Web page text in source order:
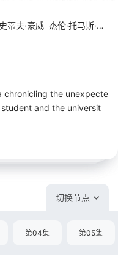
史蒂夫·豪威 杰伦·托马斯·布鲁克斯
chronicling the unexpecte
and the universit
切换节点
第04集 第05集